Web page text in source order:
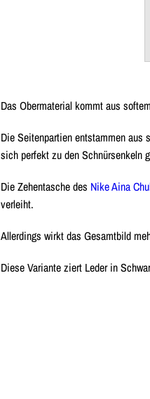
Das Obermaterial kommt aus
Die Seitenpartien entstammen aus
sich perfekt zu den Schnürsenkeln
Die Zehentasche des Nike Aina
verleiht.
Allerdings wirkt das Gesamtbild
Diese Variante ziert Leder in